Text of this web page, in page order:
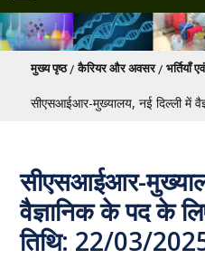
पग चिन्ह
मुख्य पृष्ठ कैरियर और अवसर भर्तियाँ
सीएसआईआर-
वैज्ञानिक के पद के
तिथि: 22/03/